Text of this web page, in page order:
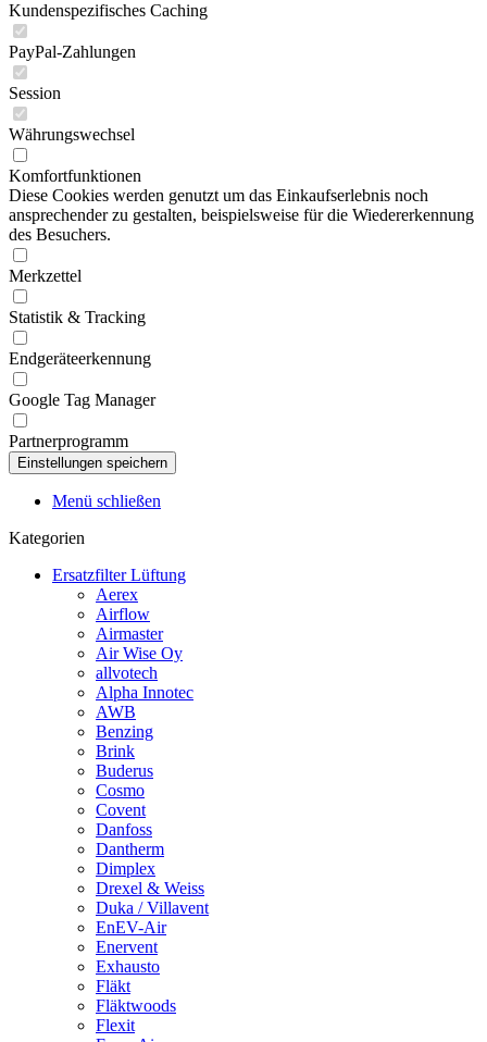
Kundenspezifisches Caching
PayPal-Zahlungen
Session
Währungswechsel
Komfortfunktionen
Diese Cookies werden genutzt um das Einkaufserlebnis noch
ansprechender zu gestalten, beispielsweise für die Wiedererkennung
des Besuchers.
Merkzettel
Statistik & Tracking
Endgeräteerkennung
Google Tag Manager
Partnerprogramm
Menü schließen
Kategorien
Ersatzfilter Lüftung
Aerex
Airflow
Airmaster
Air Wise Oy
allvotech
Alpha Innotec
AWB
Benzing
Brink
Buderus
Cosmo
Covent
Danfoss
Dantherm
Dimplex
Drexel & Weiss
Duka / Villavent
EnEV-Air
Enervent
Exhausto
Fläkt
Fläktwoods
Flexit